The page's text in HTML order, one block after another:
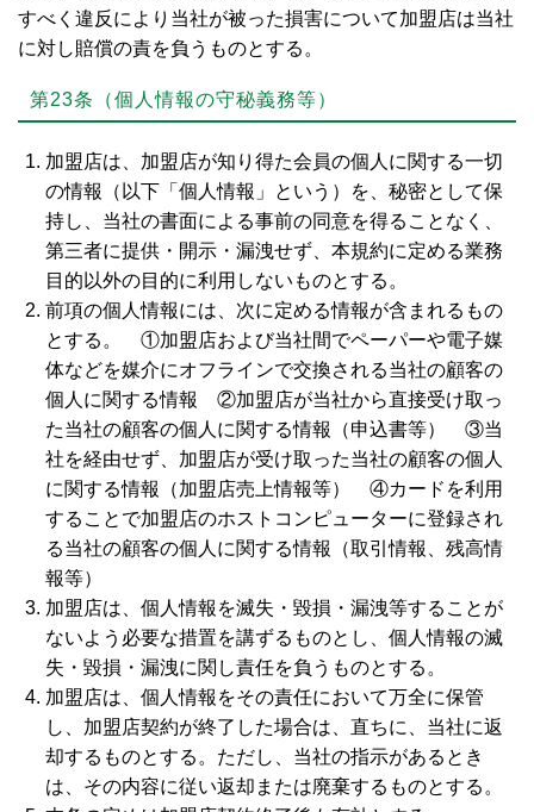
すべく違反により当社が被った損害について加盟店は当社
に対し賠償の責を負うものとする。
第23条（個人情報の守秘義務等）
加盟店は、加盟店が知り得た会員の個人に関する一切
の情報（以下「個人情報」という）を、秘密として保
持し、当社の書面による事前の同意を得ることなく、
第三者に提供・開示・漏洩せず、本規約に定める業務
目的以外の目的に利用しないものとする。
前項の個人情報には、次に定める情報が含まれるもの
とする。 ①加盟店および当社間でペーパーや電子媒
体などを媒介にオフラインで交換される当社の顧客の
個人に関する情報 ②加盟店が当社から直接受け取っ
た当社の顧客の個人に関する情報（申込書等） ③当
社を経由せず、加盟店が受け取った当社の顧客の個人
に関する情報（加盟店売上情報等） ④カードを利用
することで加盟店のホストコンピューターに登録され
る当社の顧客の個人に関する情報（取引情報、残高情
報等）
加盟店は、個人情報を滅失・毀損・漏洩等することが
ないよう必要な措置を講ずるものとし、個人情報の滅
失・毀損・漏洩に関し責任を負うものとする。
加盟店は、個人情報をその責任において万全に保管
し、加盟店契約が終了した場合は、直ちに、当社に返
却するものとする。ただし、当社の指示があるとき
は、その内容に従い返却または廃棄するものとする。